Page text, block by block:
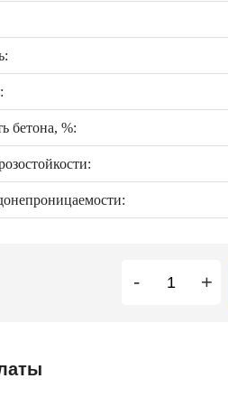
бетона, %:
- +